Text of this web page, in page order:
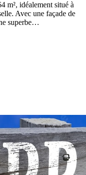
m², idéalement situé à
Avec une façade de
superbe…